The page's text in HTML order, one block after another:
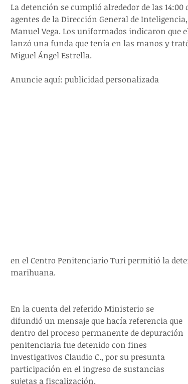
La detención se cumplió alrededor de las
agentes de la Dirección General de
Manuel Vega. Los uniformados indicaron que
lanzó una funda que tenía en las manos y
Miguel Ángel Estrella.
Anuncie aquí: publicidad personalizada
en el Centro Penitenciario Turi permitió la
marihuana.
En la cuenta del referido Ministerio se
difundió un mensaje que hacía referencia que
dentro del proceso permanente de depuración
penitenciaria fue detenido con fines
investigativos Claudio C., por su presunta
participación en el ingreso de sustancias
sujetas a fiscalización.